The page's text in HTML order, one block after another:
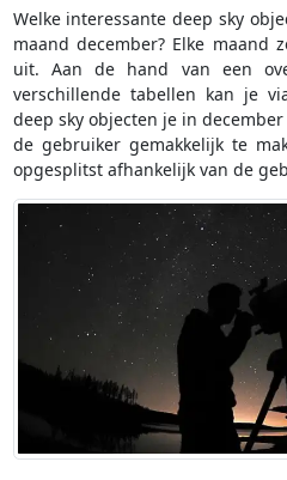
Welke interessante deep sky
maand december? Elke maand
uit. Aan de hand van een
verschillende tabellen kan je
deep sky objecten je in
de gebruiker gemakkelijk te
opgesplitst afhankelijk van de